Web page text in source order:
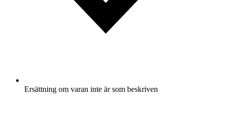
Ersättning om varan inte är som beskriven